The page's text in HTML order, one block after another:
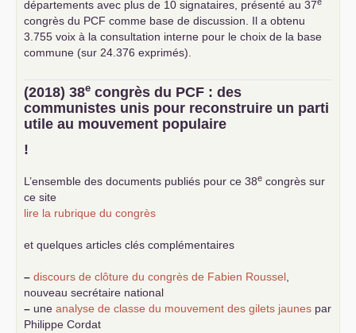
départements avec plus de 10 signataires, présenté au 37
congrès du PCF comme base de discussion. Il a obtenu
3.755 voix à la consultation interne pour le choix de la base
commune (sur 24.376 exprimés).
(2018) 38e congrès du PCF : des
communistes unis pour reconstruire un parti
utile au mouvement populaire
!
L’ensemble des documents publiés pour ce 38e congrès sur
ce site
lire la rubrique du congrès
et quelques articles clés complémentaires
– discours de clôture du congrès de Fabien Roussel
nouveau secrétaire national
– une analyse de classe du mouvement des gilets jaunes par
Philippe Cordat